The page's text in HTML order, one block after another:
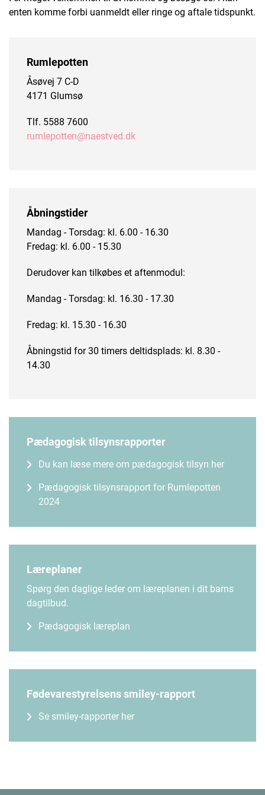
enten komme forbi uanmeldt eller ringe og aftale tidspunkt.
Rumlepotten
Åsøvej 7 C-D
4171 Glumsø
Tlf. 5588 7600
rumlepotten@naestved.dk
Åbningstider
Mandag - Torsdag: kl. 6.00 - 16.30
Fredag: kl. 6.00 - 15.30
Derudover kan tilkøbes et aftenmodul:
Mandag - Torsdag: kl. 16.30 - 17.30
Fredag: kl. 15.30 - 16.30
Åbningstid for 30 timers deltidsplads: kl. 8.30 -
14.30
Pædagogisk tilsynsrapporter
Du kan læse mere om pædagogisk tilsyn her
Pædagogisk tilsynsrapport for Rumlepotten
2024
Læreplaner
Spørg den daglige leder om læreplanen i dit barns
dagtilbud.
Pædagogisk læreplan
Fødevarestyrelsens smiley-rapport
Se smiley-rapporter her